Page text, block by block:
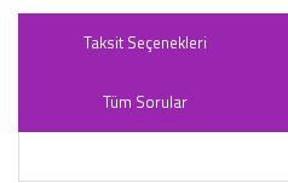
Taksit Seçenekleri
Tüm Sorular